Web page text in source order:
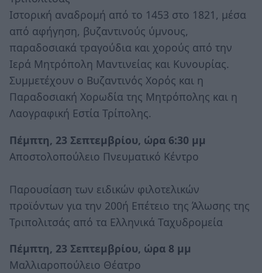
Ιστορική αναδρομή από το 1453 στο 1821, μέσα
από αφήγηση, βυζαντινούς ύμνους,
παραδοσιακά τραγούδια και χορούς από την
Ιερά Μητρόπολη Μαντινείας και Κυνουρίας.
Συμμετέχουν ο Βυζαντινός Χορός και η
Παραδοσιακή Χορωδία της Μητρόπολης και η
Λαογραφική Εστία Τρίπολης.
Πέμπτη, 23 Σεπτεμβρίου, ώρα 6:30 μμ
Αποστολοπούλειο Πνευματικό Κέντρο
Παρουσίαση των ειδικών φιλοτελικών
προϊόντων για την 200ή Επέτειο της Άλωσης της
Τριπολιτσάς από τα Ελληνικά Ταχυδρομεία
Πέμπτη, 23 Σεπτεμβρίου, ώρα 8 μμ
Μαλλιαροπούλειο Θέατρο